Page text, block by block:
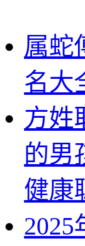
属蛇
名大
方姓
的男
健康
2025